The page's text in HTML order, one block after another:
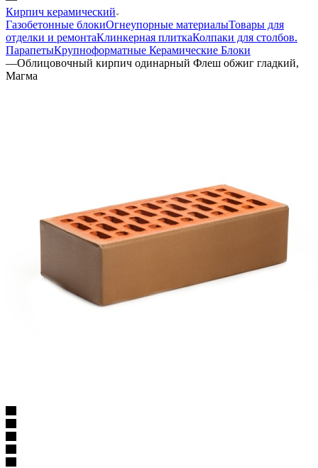
Кирпич керамический
Газобетонные блокиОгнеупорные материалыТовары для
отделки и ремонтаКлинкерная плиткаКолпаки для столбов.
ПарапетыКрупноформатные Керамические Блоки
—Облицовочный кирпич одинарный Флеш обжиг гладкий,
Магма